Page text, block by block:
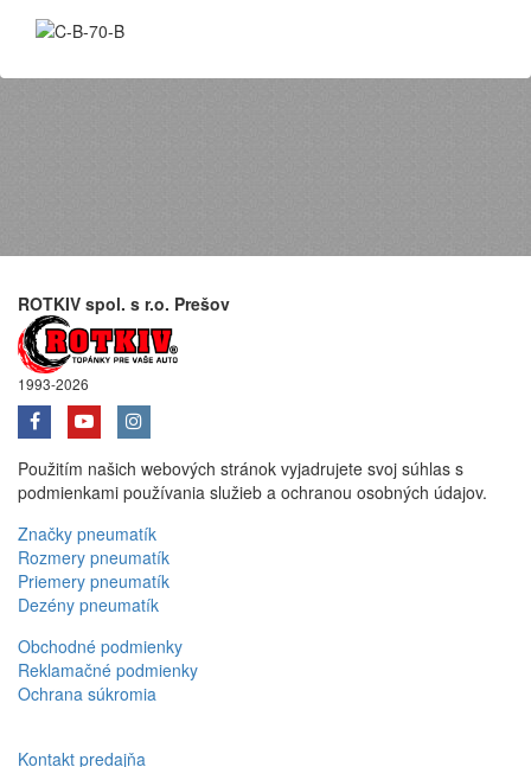
ROTKIV spol. s r.o. Prešov
1993-2026
Použitím našich webových stránok vyjadrujete svoj súhlas s
podmienkami používania služieb a ochranou osobných údajov.
Značky pneumatík
Rozmery pneumatík
Priemery pneumatík
Dezény pneumatík
Obchodné podmienky
Reklamačné podmienky
Ochrana súkromia
Kontakt predajňa